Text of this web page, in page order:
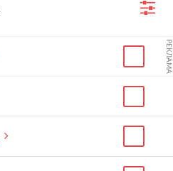
РЕКЛАМА